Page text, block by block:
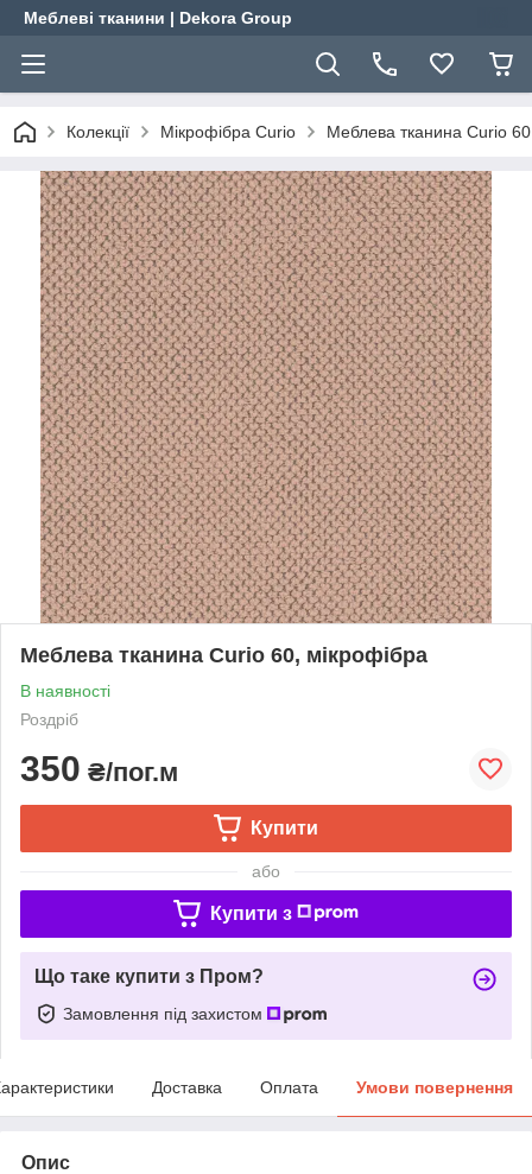
Меблеві тканини | Dekora Group
Колекції Мікрофібра Curio Меблева тканина Curio
Меблева тканина Curio 60, мікрофібра
В наявності
Роздріб
350 ₴/пог.м
Купити
або
Купити з
Що таке купити з Пром?
Замовлення під захистом
Доставка Оплата Умови повернення
Опис